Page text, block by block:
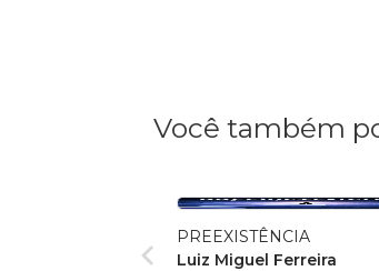
Você também
PREEXISTÊNCIA
Luiz Miguel Ferreira